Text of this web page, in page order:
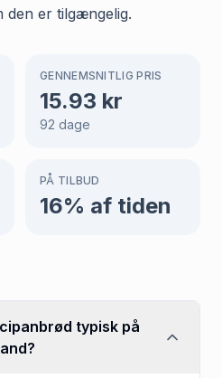
den er tilgængelig.
GENNEMSNITLIG PRIS
15.93 kr
92 dage
PÅ TILBUD
16% af tiden
typisk på